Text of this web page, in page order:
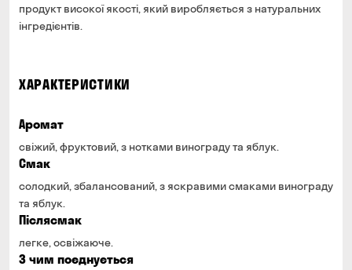
Оплата:
готівкою кур'єру
продукт високої якості, який виробляється з натуральних
інгредієнтів.
ХАРАКТЕРИСТИКИ
Аромат
свіжий, фруктовий, з нотками винограду та яблук.
Смак
солодкий, збалансований, з яскравими смаками винограду
та яблук.
Післясмак
легке, освіжаюче.
З чим поєднується